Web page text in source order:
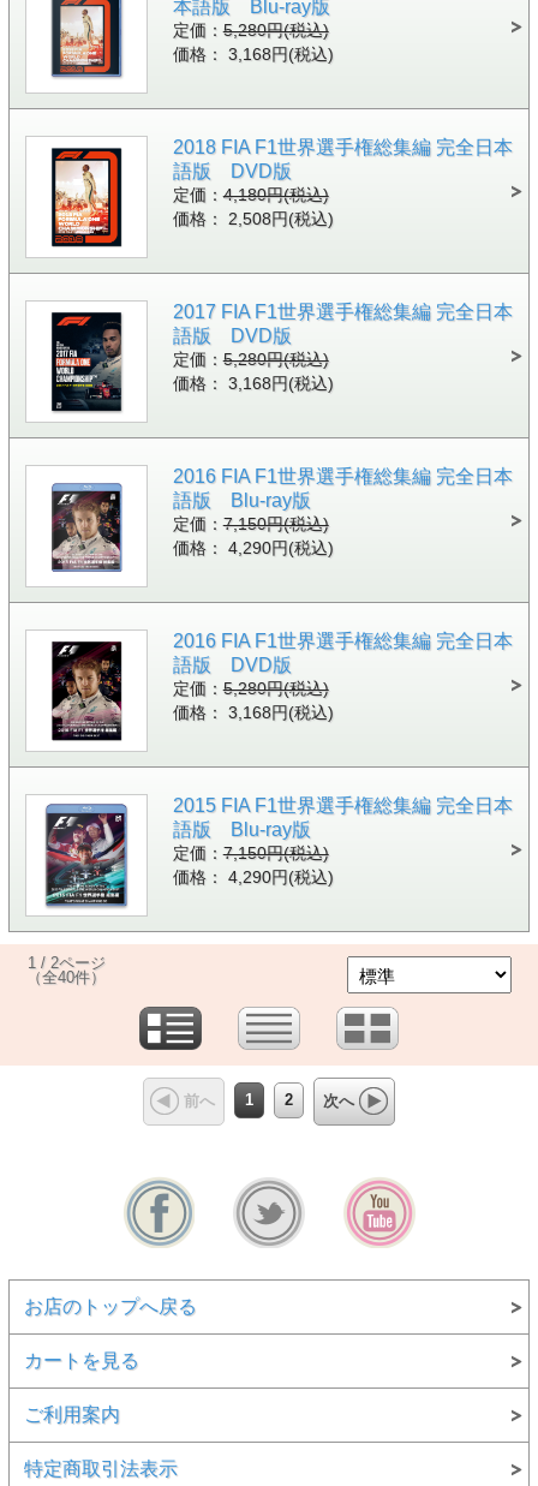
本語版 Blu-ray版
定価：5,280円(税込)
価格： 3,168円(税込)
2018 FIA F1世界選手権総集編 完全日本
語版 DVD版
定価：4,180円(税込)
価格： 2,508円(税込)
2017 FIA F1世界選手権総集編 完全日本
語版 DVD版
定価：5,280円(税込)
価格： 3,168円(税込)
2016 FIA F1世界選手権総集編 完全日本
語版 Blu-ray版
定価：7,150円(税込)
価格： 4,290円(税込)
2016 FIA F1世界選手権総集編 完全日本
語版 DVD版
定価：5,280円(税込)
価格： 3,168円(税込)
2015 FIA F1世界選手権総集編 完全日本
語版 Blu-ray版
定価：7,150円(税込)
価格： 4,290円(税込)
1 / 2ページ
（全40件）
前へ 1 2 次へ
お店のトップへ戻る
カートを見る
ご利用案内
特定商取引法表示